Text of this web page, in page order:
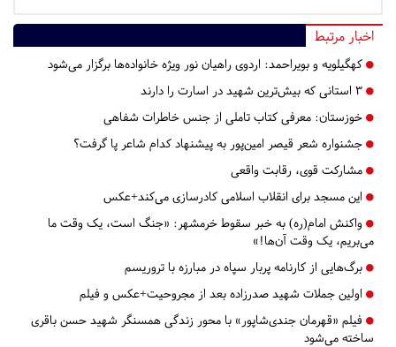
اخبار مرتبط
کهگیلویه و بویراحمد: اردوی راهیان نور ویژه خانواده‌ها برگزار می‌شود
۳ استانی که بیش‌ترین شهید در اسارت را دارند
خوزستان: معرفی کتاب تاملی از جنس خاطرات شفاهی
جشنواره شعر قیصر امین‌پور به پیشنهاد کدام شاعر پا گرفت؟
مشارکت قوی، رقابت واقعی
این مسجد برای انقلاب اسلامی کادرسازی می‌کند+عکس
واکنش امام(ره) به خبر سقوط خرمشهر: «جنگ است، یک وقت ما
می‌بریم، یک وقت آن‌‌ها!»
برگ‌هایی از کارنامه پربار سپاه در مبارزه با تروریسم
اولین جملات شهید صدرزاده بعد از مجروحیت+عکس و فیلم
فیلم «قهرمان جندی‌شاپور» با محور زندگی همسنگر شهید حسن باقری
ساخته می‌شود